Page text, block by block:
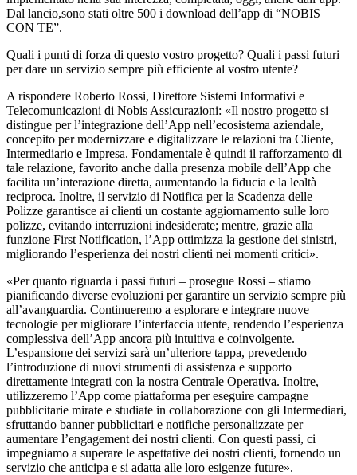
Dal lancio,sono stati oltre 500 i download dell’app di “NOBIS
CON TE”.
Quali i punti di forza di questo vostro progetto? Quali i passi futuri
per dare un servizio sempre più efficiente al vostro utente?
A rispondere Roberto Rossi, Direttore Sistemi Informativi e
Telecomunicazioni di Nobis Assicurazioni: «Il nostro progetto si
distingue per l’integrazione dell’App nell’ecosistema aziendale,
concepito per modernizzare e digitalizzare le relazioni tra Cliente,
Intermediario e Impresa. Fondamentale è quindi il rafforzamento di
tale relazione, favorito anche dalla presenza mobile dell’App che
facilita un’interazione diretta, aumentando la fiducia e la lealtà
reciproca. Inoltre, il servizio di Notifica per la Scadenza delle
Polizze garantisce ai clienti un costante aggiornamento sulle loro
polizze, evitando interruzioni indesiderate; mentre, grazie alla
funzione First Notification, l’App ottimizza la gestione dei sinistri,
migliorando l’esperienza dei nostri clienti nei momenti critici».
«Per quanto riguarda i passi futuri – prosegue Rossi – stiamo
pianificando diverse evoluzioni per garantire un servizio sempre più
all’avanguardia. Continueremo a esplorare e integrare nuove
tecnologie per migliorare l’interfaccia utente, rendendo l’esperienza
complessiva dell’App ancora più intuitiva e coinvolgente.
L’espansione dei servizi sarà un’ulteriore tappa, prevedendo
l’introduzione di nuovi strumenti di assistenza e supporto
direttamente integrati con la nostra Centrale Operativa. Inoltre,
utilizzeremo l’App come piattaforma per eseguire campagne
pubblicitarie mirate e studiate in collaborazione con gli Intermediari,
sfruttando banner pubblicitari e notifiche personalizzate per
aumentare l’engagement dei nostri clienti. Con questi passi, ci
impegniamo a superare le aspettative dei nostri clienti, fornendo un
servizio che anticipa e si adatta alle loro esigenze future».